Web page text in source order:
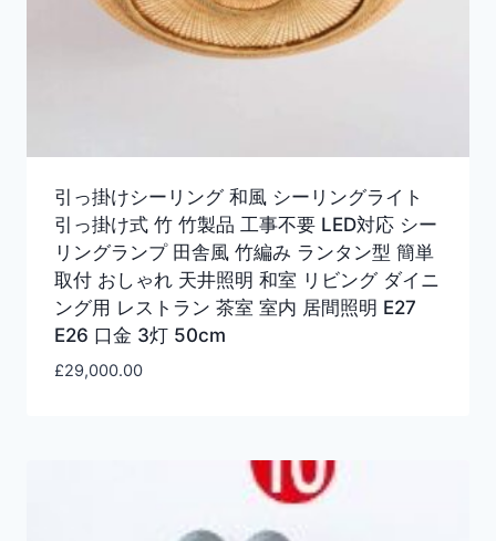
引っ掛けシーリング 和風 シーリングライト
引っ掛け式 竹 竹製品 工事不要 LED対応 シー
リングランプ 田舎風 竹編み ランタン型 簡単
取付 おしゃれ 天井照明 和室 リビング ダイニ
ング用 レストラン 茶室 室内 居間照明 E27
E26 口金 3灯 50cm
£29,000.00